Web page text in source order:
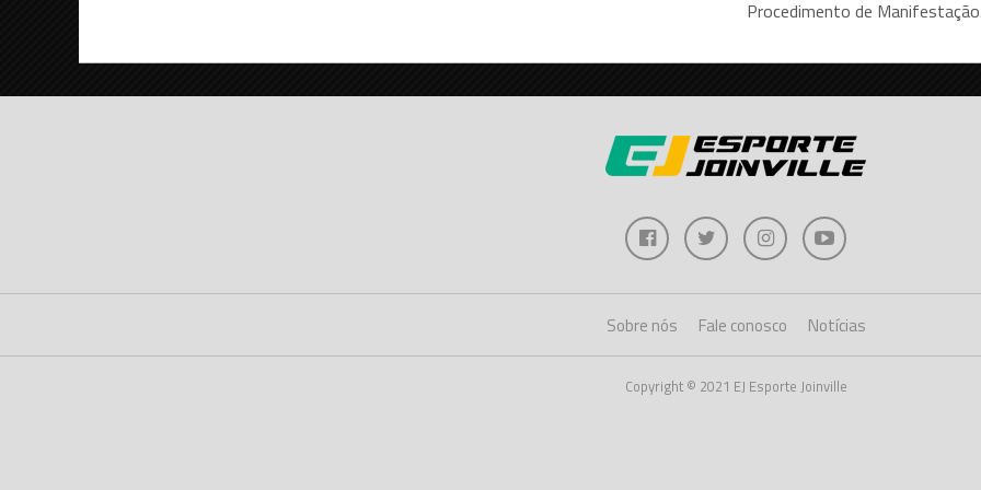
Procedimento de
Sobre nós Fale conosco Notícias
Copyright © 2021 EJ Esporte Joinville